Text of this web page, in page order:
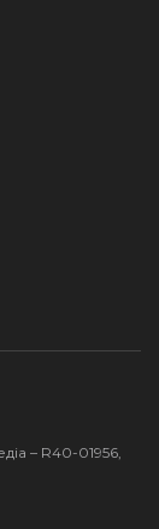
– R40-01956,